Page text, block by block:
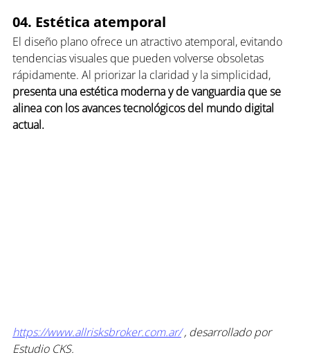
04. Estética atemporal
El diseño plano ofrece un atractivo atemporal, evitando
tendencias visuales que pueden volverse obsoletas
rápidamente. Al priorizar la claridad y la simplicidad,
presenta una estética moderna y de vanguardia que se
alinea con los avances tecnológicos del mundo digital
actual.
https://www.allrisksbroker.com.ar/ , desarrollado por
Estudio CKS.